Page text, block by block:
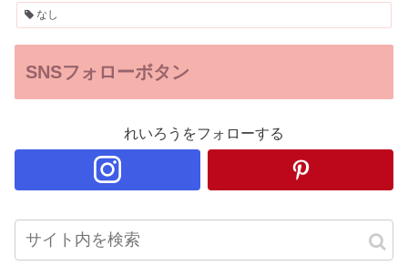
なし
SNSフォローボタン
れいろうをフォローする